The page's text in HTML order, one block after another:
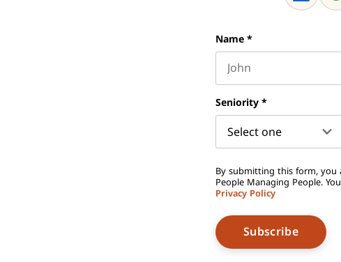
Name *
Seniority *
By submitting this form, you
People Managing People.
Privacy Policy